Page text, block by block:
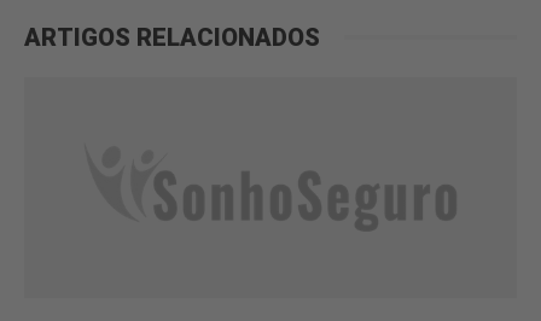
ARTIGOS RELACIONADOS